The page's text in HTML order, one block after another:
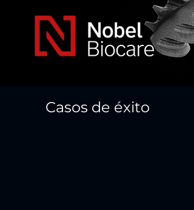
Casos de éxito